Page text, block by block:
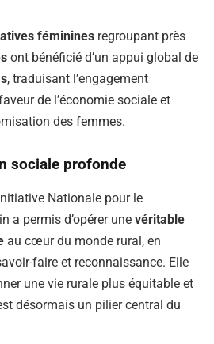
féminines regroupant près
ont bénéficié d’un appui global de
, traduisant l’engagement
de l’économie sociale et
des femmes.
sociale profonde
Nationale pour le
a permis d’opérer une véritable
au cœur du monde rural, en
faire et reconnaissance. Elle
une vie rurale plus équitable et
désormais un pilier central du